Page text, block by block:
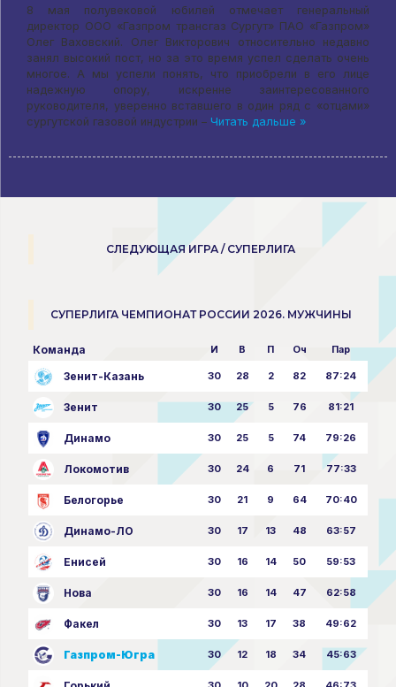
8 мая полувековой юбилей отмечает генеральный
директор ООО «Газпром трансгаз Сургут» ПАО «Газпром»
Олег Ваховский. Олег Викторович относительно недавно
занял высокий пост, но за это время успел сделать очень
многое. А мы успели понять, что приобрели в его лице
надежную опору, искренне заинтересованного
руководителя, уверенно вставшего в один ряд с «отцами»
сургутской газовой индустрии – Читать дальше »
СЛЕДУЮЩАЯ ИГРА / СУПЕРЛИГА
СУПЕРЛИГА ЧЕМПИОНАТ РОССИИ 2026. МУЖЧИНЫ
Команда И В П Оч Пар
Зенит-Казань 30 28 2 82 87:24
Зенит 30 25 5 76 81:21
Динамо 30 25 5 74 79:26
Локомотив 30 24 6 71 77:33
Белогорье 30 21 9 64 70:40
Динамо-ЛО 30 17 13 48 63:57
Енисей 30 16 14 50 59:53
Нова 30 16 14 47 62:58
Факел 30 13 17 38 49:62
Газпром-Югра 30 12 18 34 45:63